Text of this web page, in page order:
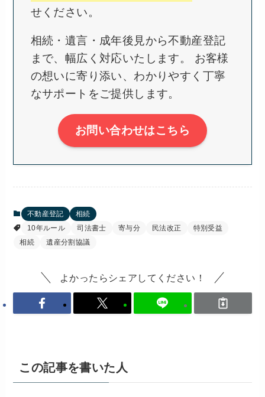
せください。
相続・遺言・成年後見から不動産登記
まで、幅広く対応いたします。 お客様
の想いに寄り添い、わかりやすく丁寧
なサポートをご提供します。
お問い合わせはこちら
不動産登記
相続
10年ルール
司法書士 寄与分 民法改正
特別受益
相続
遺産分割協議
よかったらシェアしてください！
この記事を書いた人